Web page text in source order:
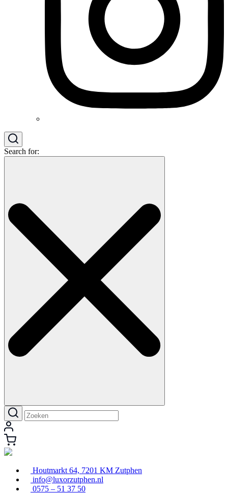
Search for:
Houtmarkt 64, 7201 KM Zutphen
info@luxorzutphen.nl
0575 – 51 37 50